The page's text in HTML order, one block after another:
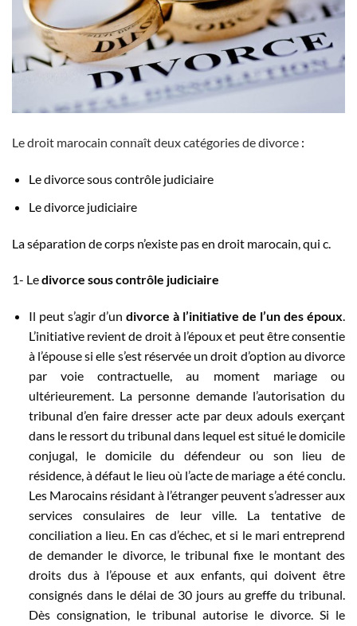
Le droit marocain connaît deux catégories de divorce :
Le divorce sous contrôle judiciaire
Le divorce judiciaire
La séparation de corps n’existe pas en droit marocain, qui c.
1- Ledivorce sous contrôle judiciaire
Il peut s’agir d’un divorce à l’initiative de l’un des époux.
L’initiative revient de droit à l’époux et peut être consentie
à l’épouse si elle s’est réservée un droit d’option au divorce
par voie contractuelle, au moment mariage ou
ultérieurement. La personne demande l’autorisation du
tribunal d’en faire dresser acte par deux adouls exerçant
dans le ressort du tribunal dans lequel est situé le domicile
conjugal, le domicile du défendeur ou son lieu de
résidence, à défaut le lieu où l’acte de mariage a été conclu.
Les Marocains résidant à l’étranger peuvent s’adresser aux
services consulaires de leur ville. La tentative de
conciliation a lieu. En cas d’échec, et si le mari entreprend
de demander le divorce, le tribunal fixe le montant des
droits dus à l’épouse et aux enfants, qui doivent être
consignés dans le délai de 30 jours au greffe du tribunal.
Dès consignation, le tribunal autorise le divorce. Si le